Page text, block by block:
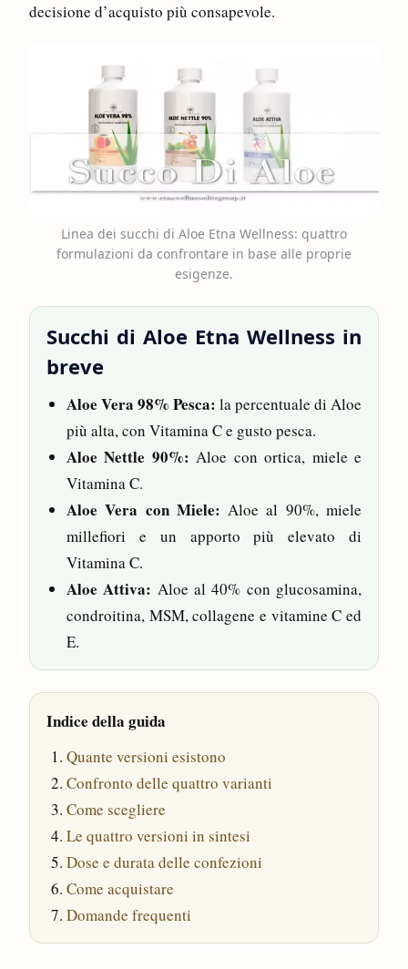
decisione d’acquisto più consapevole.
Linea dei succhi di Aloe Etna Wellness: quattro
formulazioni da confrontare in base alle proprie
esigenze.
Succhi di Aloe Etna Wellness in
breve
Aloe Vera 98% Pesca: la percentuale di Aloe
più alta, con Vitamina C e gusto pesca.
Aloe Nettle 90%: Aloe con ortica, miele e
Vitamina C.
Aloe Vera con Miele: Aloe al 90%, miele
millefiori e un apporto più elevato di
Vitamina C.
Aloe Attiva: Aloe al 40% con glucosamina,
condroitina, MSM, collagene e vitamine C ed
E.
Indice della guida
Quante versioni esistono
Confronto delle quattro varianti
Come scegliere
Le quattro versioni in sintesi
Dose e durata delle confezioni
Come acquistare
Domande frequenti